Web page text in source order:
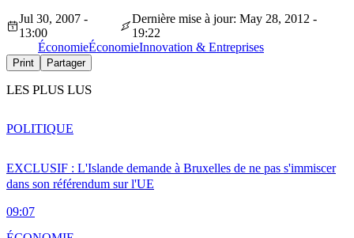
Jul 30, 2007 -
13:00
Dernière mise à jour: May 28, 2012 -
19:22
ÉconomieÉconomieInnovation & Entreprises
Print Partager
LES PLUS LUS
EXCLUSIF : L'Islande demande à Bruxelles de ne pas s'immiscer
dans son référendum sur l'UE
09:07
POLITIQUE